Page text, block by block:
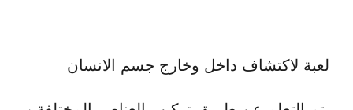
لعبة لاكتشاف داخل وخارج جسم الانسان